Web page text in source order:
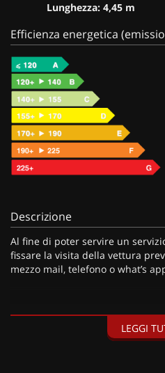
Lunghezza: 4,45 m
Efficienza energetica
Descrizione
Al fine di poter servire un
fissare la visita della vettura
mezzo mail, telefono o what’s
• Consegna a domicilio;
LEGGI